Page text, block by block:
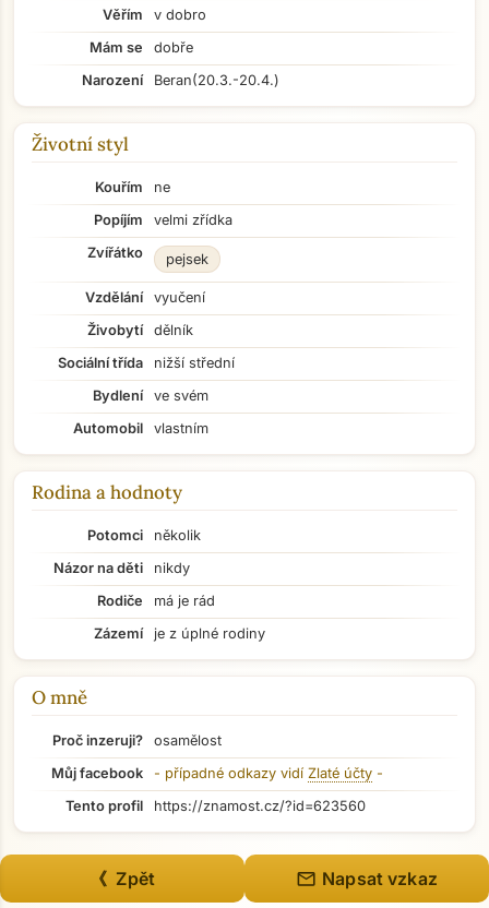
Přejít na hlavní obsah
Věřím
v dobro
Mám se
dobře
Narození
Beran(20.3.-20.4.)
Životní styl
Kouřím
ne
Popíjím
velmi zřídka
Zvířátko
pejsek
Vzdělání
vyučení
Živobytí
dělník
Sociální třída
nižší střední
Bydlení
ve svém
Automobil
vlastním
Rodina a hodnoty
Potomci
několik
Názor na děti
nikdy
Rodiče
má je rád
Zázemí
je z úplné rodiny
O mně
Proč inzeruji?
osamělost
Můj facebook
- případné odkazy vidí Zlaté účty -
Tento profil
https://znamost.cz/?id=623560
《 Zpět mail Napsat vzkaz